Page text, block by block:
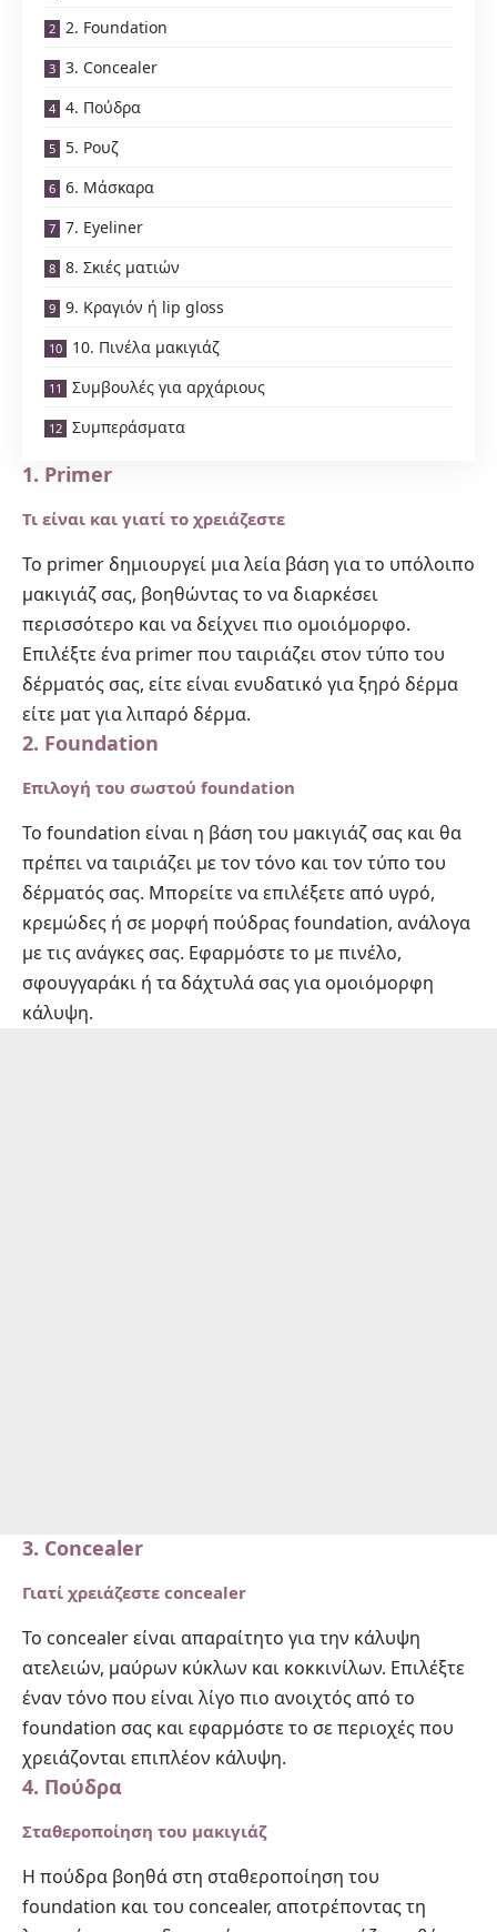
2. Foundation
3. Concealer
4. Πούδρα
5. Ρουζ
6. Μάσκαρα
7. Eyeliner
8. Σκιές ματιών
9. Κραγιόν ή lip gloss
10. Πινέλα μακιγιάζ
Συμβουλές για αρχάριους
Συμπεράσματα
1. Primer
Τι είναι και γιατί το χρειάζεστε
Το primer δημιουργεί μια λεία βάση για το υπόλοιπο
μακιγιάζ σας, βοηθώντας το να διαρκέσει
περισσότερο και να δείχνει πιο ομοιόμορφο.
Επιλέξτε ένα primer που ταιριάζει στον τύπο του
δέρματός σας, είτε είναι ενυδατικό για ξηρό δέρμα
είτε ματ για λιπαρό δέρμα.
2. Foundation
Επιλογή του σωστού foundation
Το foundation είναι η βάση του μακιγιάζ σας και θα
πρέπει να ταιριάζει με τον τόνο και τον τύπο του
δέρματός σας. Μπορείτε να επιλέξετε από υγρό,
κρεμώδες ή σε μορφή πούδρας foundation, ανάλογα
με τις ανάγκες σας. Εφαρμόστε το με πινέλο,
σφουγγαράκι ή τα δάχτυλά σας για ομοιόμορφη
κάλυψη.
3. Concealer
Γιατί χρειάζεστε concealer
Το concealer είναι απαραίτητο για την κάλυψη
ατελειών, μαύρων κύκλων και κοκκινίλων. Επιλέξτε
έναν τόνο που είναι λίγο πιο ανοιχτός από το
foundation σας και εφαρμόστε το σε περιοχές που
χρειάζονται επιπλέον κάλυψη.
4. Πούδρα
Σταθεροποίηση του μακιγιάζ
Η πούδρα βοηθά στη σταθεροποίηση του
foundation και του concealer, αποτρέποντας τη